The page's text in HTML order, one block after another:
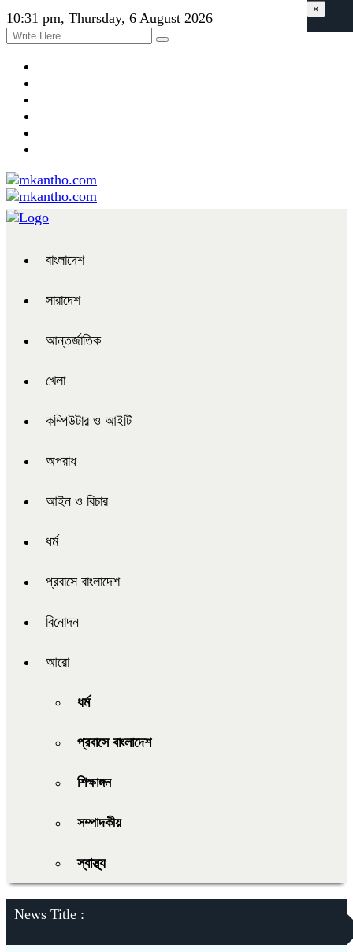
10:31 pm, Thursday, 6 August 2026
বাংলাদেশ
সারাদেশ
আন্তর্জাতিক
খেলা
কম্পিউটার ও আইটি
অপরাধ
আইন ও বিচার
ধর্ম
প্রবাসে বাংলাদেশ
বিনোদন
আরো
ধর্ম
প্রবাসে বাংলাদেশ
শিক্ষাঙ্গন
সম্পাদকীয়
স্বাস্থ্য
News Title :
×